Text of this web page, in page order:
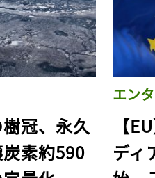
樹冠、永久
素約590
エン
【
ディ